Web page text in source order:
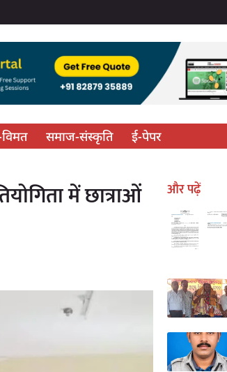
समाज-संस्कृति ई-पेपर
में छात्राओं और पढ़ें